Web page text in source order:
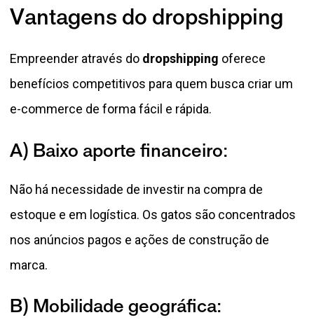
Vantagens do dropshipping
Empreender através do dropshipping oferece
benefícios competitivos para quem busca criar um
e-commerce de forma fácil e rápida.
A) Baixo aporte financeiro:
Não há necessidade de investir na compra de
estoque e em logística. Os gatos são concentrados
nos anúncios pagos e ações de construção de
marca.
B) Mobilidade geográfica: